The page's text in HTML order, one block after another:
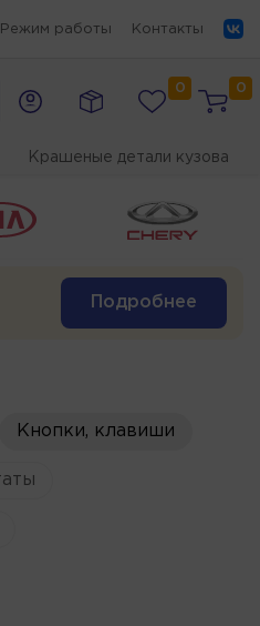
Режим работы Контакты
0 0
Крашеные детали кузова
Подробнее
Кнопки, клавиши